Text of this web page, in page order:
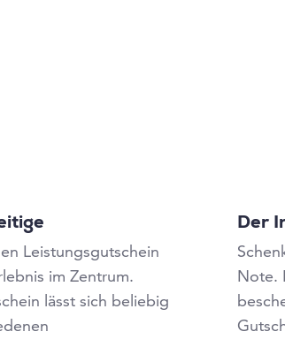
Leistungsgutschein
im Zentrum.
lässt sich beliebig
Der
Note.